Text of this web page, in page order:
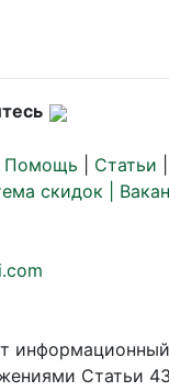
Помощь Статьи
скидок |
Статьи